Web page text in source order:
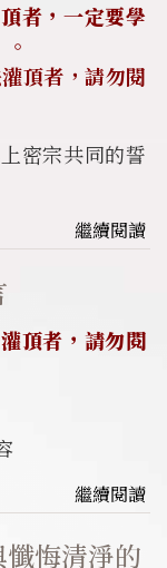
者，一定要學
頂者，請勿閱
密宗共同的誓
繼續閱讀
頂者，請勿閱
繼續閱讀
悔清淨的